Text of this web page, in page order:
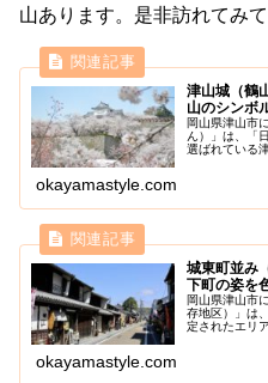
山あります。是非訪れてみて
津山城（鶴
山のシンボ
岡山県津山市
ん）」は、「
選ばれている
okayamastyle.com
城東町並み
下町の姿を
岡山県津山市
存地区）」は
定されたエリ
okayamastyle.com